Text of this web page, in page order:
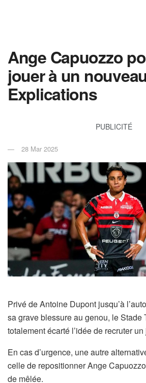
Ange Capuozzo
jouer à un
Explications
PUBLICITÉ
28 Mar 2025
Privé de Antoine Dupont jusqu’à
sa grave blessure au genou, le Stade
totalement écarté l’idée de recruter
En cas d’urgence, une autre
celle de repositionner Ange
de mêlée.